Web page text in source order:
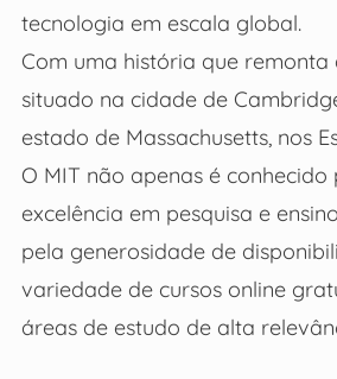
tecnologia em escala global.
Com uma história que remonta
situado na cidade de
estado de Massachusetts, nos
O MIT não apenas é conhecido
excelência em pesquisa e
pela generosidade de
variedade de cursos online
áreas de estudo de alta